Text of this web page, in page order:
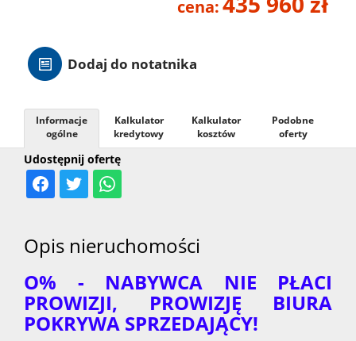
cena:
Dodaj do notatnika
Udostępnij ofertę
Informacje
ogólne
Kalkulator
kredytowy
Kalkulator
kosztów
Podobne
oferty
Opis nieruchomości
O% - NABYWCA NIE PŁACI
PROWIZJI, PROWIZJĘ BIURA
POKRYWA SPRZEDAJĄCY!